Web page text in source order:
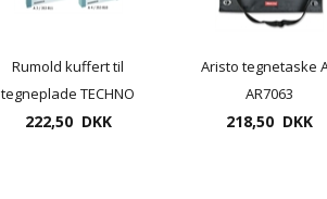
Rumold kuffert til
tegneplade TECHNO
A3, Marabu
222,50 DKK
Aristo tegnetaske
AR7063
218,50 DKK